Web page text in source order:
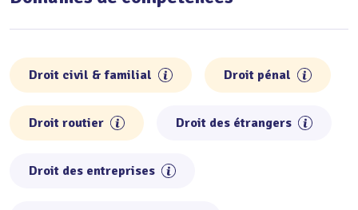
Droit civil & familial Droit pénal
Droit routier Droit des étrangers
Droit des entreprises